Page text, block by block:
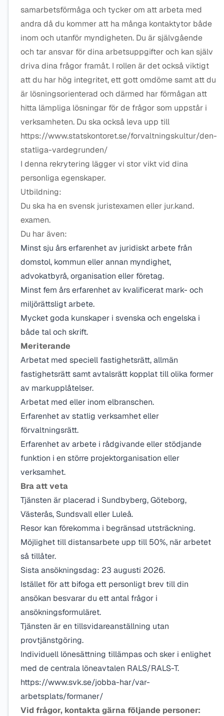
samarbetsförmåga och tycker om att arbeta med
andra då du kommer att ha många kontaktytor både
inom och utanför myndigheten. Du är självgående
och tar ansvar för dina arbetsuppgifter och kan själv
driva dina frågor framåt. I rollen är det också viktigt
att du har hög integritet, ett gott omdöme samt att du
är lösningsorienterad och därmed har förmågan att
hitta lämpliga lösningar för de frågor som uppstår i
verksamheten. Du ska också leva upp till
https://www.statskontoret.se/forvaltningskultur/den-
statliga-vardegrunden/
I denna rekrytering lägger vi stor vikt vid dina
personliga egenskaper.
Utbildning:
Du ska ha en svensk juristexamen eller jur.kand.
examen.
Du har även:
Minst sju års erfarenhet av juridiskt arbete från
domstol, kommun eller annan myndighet,
advokatbyrå, organisation eller företag.
Minst fem års erfarenhet av kvalificerat mark- och
miljörättsligt arbete.
Mycket goda kunskaper i svenska och engelska i
både tal och skrift.
Meriterande
Arbetat med speciell fastighetsrätt, allmän
fastighetsrätt samt avtalsrätt kopplat till olika former
av markupplåtelser.
Arbetat med eller inom elbranschen.
Erfarenhet av statlig verksamhet eller
förvaltningsrätt.
Erfarenhet av arbete i rådgivande eller stödjande
funktion i en större projektorganisation eller
verksamhet.
Bra att veta
Tjänsten är placerad i Sundbyberg, Göteborg,
Västerås, Sundsvall eller Luleå.
Resor kan förekomma i begränsad utsträckning.
Möjlighet till distansarbete upp till 50%, när arbetet
så tillåter.
Sista ansökningsdag: 23 augusti 2026.
Istället för att bifoga ett personligt brev till din
ansökan besvarar du ett antal frågor i
ansökningsformuläret.
Tjänsten är en tillsvidareanställning utan
provtjänstgöring.
Individuell lönesättning tillämpas och sker i enlighet
med de centrala löneavtalen RALS/RALS-T.
https://www.svk.se/jobba-har/var-
arbetsplats/formaner/
Vid frågor, kontakta gärna följande personer: